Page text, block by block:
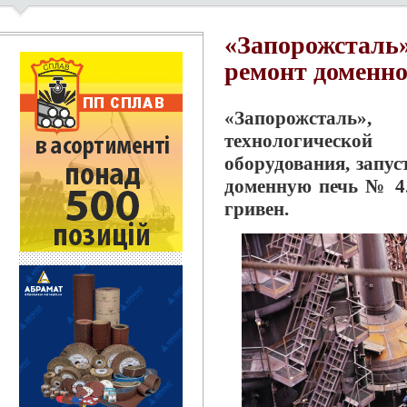
ремонт
оборудования,
доменную печь №
гривен.